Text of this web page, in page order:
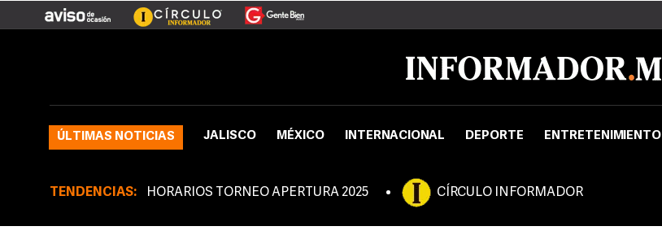
ÚLTIMAS NOTICIAS JALISCO MÉXICO INTERNACIONAL DEPORTE ENTRETENIMIENTO
TENDENCIAS: HORARIOS TORNEO APERTURA 2025 CÍRCULO INFORMADOR